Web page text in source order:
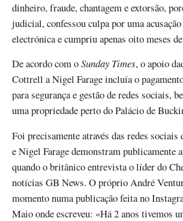
dinheiro, fraude, chantagem e extorsão,
judicial, confessou culpa por uma
electrónica e cumpriu apenas oito meses
De acordo com oSunday Times, o apoio
Cottrell a Nigel Farage incluía o
para segurança e gestão de redes sociais,
uma propriedade perto do Palácio de
Foi precisamente através das redes
e Nigel Farage demonstram publicamente
quando o britânico entrevista o líder do
notícias GB News. O próprio André
momento numa publicação feita no
Maio onde escreveu: «Há 2 anos tivemos